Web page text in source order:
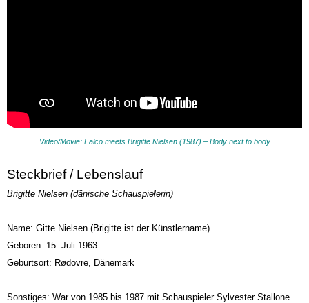
Video/Movie: Falco meets Brigitte Nielsen (1987) – Body next to body
Steckbrief / Lebenslauf
Brigitte Nielsen (dänische Schauspielerin)
Name: Gitte Nielsen (Brigitte ist der Künstlername)
Geboren: 15. Juli 1963
Geburtsort: Rødovre, Dänemark
Sonstiges: War von 1985 bis 1987 mit Schauspieler Sylvester Stallone